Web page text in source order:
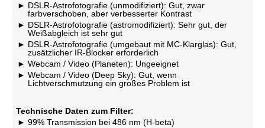
DSLR-Astrofotografie (unmodifiziert): Gut, zwar
farbverschoben, aber verbesserter Kontrast
DSLR-Astrofotografie (astromodifiziert): Sehr gut, der
Weißabgleich ist sehr gut
DSLR-Astrofotografie (umgebaut mit MC-Klarglas): Gut,
zusätzlicher IR-Blocker erforderlich
Webcam / Video (Planeten): Ungeeignet
Webcam / Video (Deep Sky): Gut, wenn
Lichtverschmutzung ein großes Problem ist
Technische Daten zum Filter:
99% Transmission bei 486 nm (H-beta)